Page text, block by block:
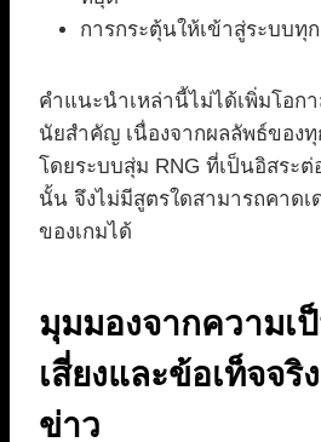
การกระตุ้นให้เข้าสู่ระบบทุ
คำแนะนำเหล่านี้ไม่ได้เพิ่มโอก
นัยสำคัญ เนื่องจากผลลัพธ์ของ
โดยระบบสุ่ม RNG ที่เป็นอิสระต่
นั้น จึงไม่มีสูตรใดสามารถคาด
ของเกมได้
มุมมองจากความเ
เสี่ยงและข้อเท็จจริ
ข่าว